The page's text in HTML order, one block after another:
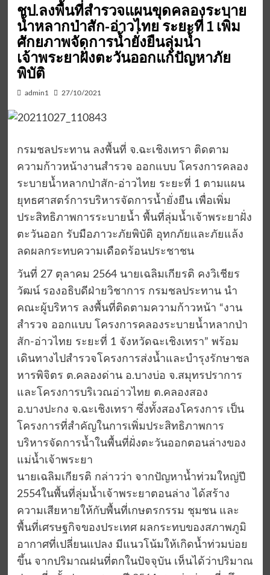
ชป.ลงพื้นที่สำรวจแผนขุดคลองระบาย
น้ำหลากป่าสัก-อ่าวไทย ระยะที่ 1 เพิ่ม
ศักยภาพจัดการน้ำยั่งยืนลุ่มน้ำ
เจ้าพระยาฝั่งตะวันออกแก้ปัญหาภัย
พิบัติ
admin1 27/10/2021
กรมชลประทาน ลงพื้นที่ จ.ฉะเชิงเทรา ติดตาม
ความก้าวหน้างานสำรวจ ออกแบบ โครงการคลอง
ระบายน้ำหลากป่าสัก-อ่าวไทย ระยะที่ 1 ตามแผน
ยุทธศาสตร์การบริหารจัดการน้ำยั่งยืน เพื่อเพิ่ม
ประสิทธิภาพการระบายน้ำ พื้นที่ลุ่มน้ำเจ้าพระยาฝั่ง
ตะวันออก รับมือภาวะภัยพิบัติ อุทกภัยและภัยแล้ง
ลดผลกระทบความเดือดร้อนประชาชน
วันที่ 27 ตุลาคม 2564 นายเฉลิมเกียรติ คงวิเชียร
วัฒน์ รองอธิบดีฝ่ายวิชาการ กรมชลประทาน นำ
คณะผู้บริหาร ลงพื้นที่ติดตามความก้าวหน้า “งาน
สำรวจ ออกแบบ โครงการคลองระบายน้ำหลากป่า
สัก-อ่าวไทย ระยะที่ 1 จังหวัดฉะเชิงเทรา” พร้อม
เดินทางไปสำรวจโครงการส่งน้ำและบำรุงรักษาชล
หารพิจิตร ต.คลองด่าน อ.บางบ่อ จ.สมุทรปราการ
และโครงการบริเวณอ่าวไทย ต.คลองสอง
อ.บางปะกง จ.ฉะเชิงเทรา ซึ่งทั้งสองโครงการ เป็น
โครงการที่สำคัญในการเพิ่มประสิทธิภาพการ
บริหารจัดการน้ำในพื้นที่ฝั่งตะวันออกตอนล่างของ
แม่น้ำเจ้าพระยา
นายเฉลิมเกียรติ กล่าวว่า จากปัญหาน้ำท่วมใหญ่ปี
2554ในพื้นที่ลุ่มน้ำเจ้าพระยาตอนล่าง ได้สร้าง
ความเสียหายให้กับพื้นที่เกษตรกรรม ชุมชน และ
พื้นที่เศรษฐกิจของประเทศ ผลกระทบของสภาพภูมิ
อากาศที่เปลี่ยนแปลง มีแนวโน้มให้เกิดน้ำท่วมบ่อย
ขึ้น จากปริมาณฝนที่ตกในปัจจุบัน เห็นได้ว่าปริมาณ